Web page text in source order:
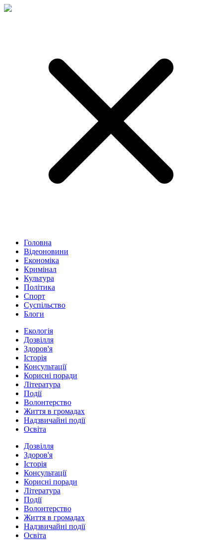
Головна
Відеоновини
Економіка
Кримінал
Культура
Політика
Спорт
Суспільство
Блоги
Екологія
Дозвілля
Здоров'я
Історія
Консультації
Корисні поради
Література
Події
Волонтерство
Життя в громадах
Надзвичайні події
Освіта
Дозвілля
Здоров'я
Історія
Консультації
Корисні поради
Література
Події
Волонтерство
Життя в громадах
Надзвичайні події
Освіта